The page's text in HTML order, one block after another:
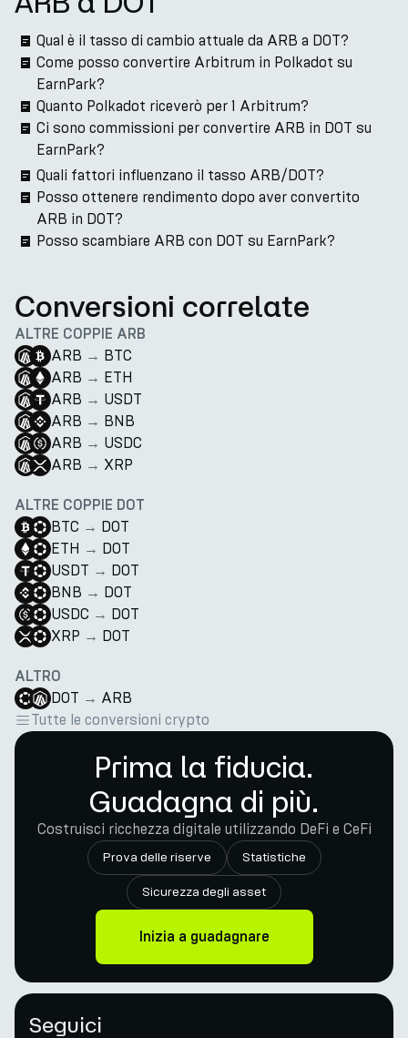
Qual è il tasso di cambio attuale da ARB a DOT?
Come posso convertire Arbitrum in Polkadot su
EarnPark?
Quanto Polkadot riceverò per 1 Arbitrum?
Ci sono commissioni per convertire ARB in DOT su
EarnPark?
Quali fattori influenzano il tasso ARB/DOT?
Posso ottenere rendimento dopo aver convertito
ARB in DOT?
Posso scambiare ARB con DOT su EarnPark?
Conversioni correlate
ALTRE COPPIE ARB
ARB → BTC
ARB → ETH
ARB → USDT
ARB → BNB
ARB → USDC
ARB → XRP
ALTRE COPPIE DOT
BTC → DOT
ETH → DOT
USDT → DOT
BNB → DOT
USDC → DOT
XRP → DOT
ALTRO
DOT → ARB
Tutte le conversioni crypto
Prima la fiducia.
Guadagna di più.
Costruisci ricchezza digitale utilizzando DeFi e CeFi
Prova delle riserve Statistiche
Sicurezza degli asset
Inizia a guadagnare
Seguici